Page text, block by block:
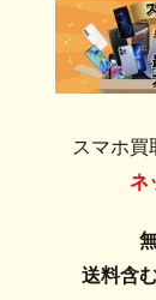
スマホ買
ネ
送料含